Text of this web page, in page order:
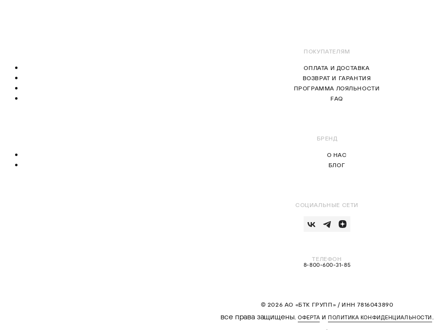
СОЦИАЛЬНЫЕ СЕТИ
ТЕЛЕФОН
8-800-600-31-85
ПОКУПАТЕЛЯМ
ОПЛАТА И ДОСТАВКА
ВОЗВРАТ И ГАРАНТИЯ
ПРОГРАММА ЛОЯЛЬНОСТИ
FAQ
БРЕНД
О НАС
БЛОГ
© 2026 АО «БТК ГРУПП» / ИНН 7816043890
все права защищены.ОФЕРТАи ПОЛИТИКА КОНФИДЕНЦИАЛЬНОСТИ .